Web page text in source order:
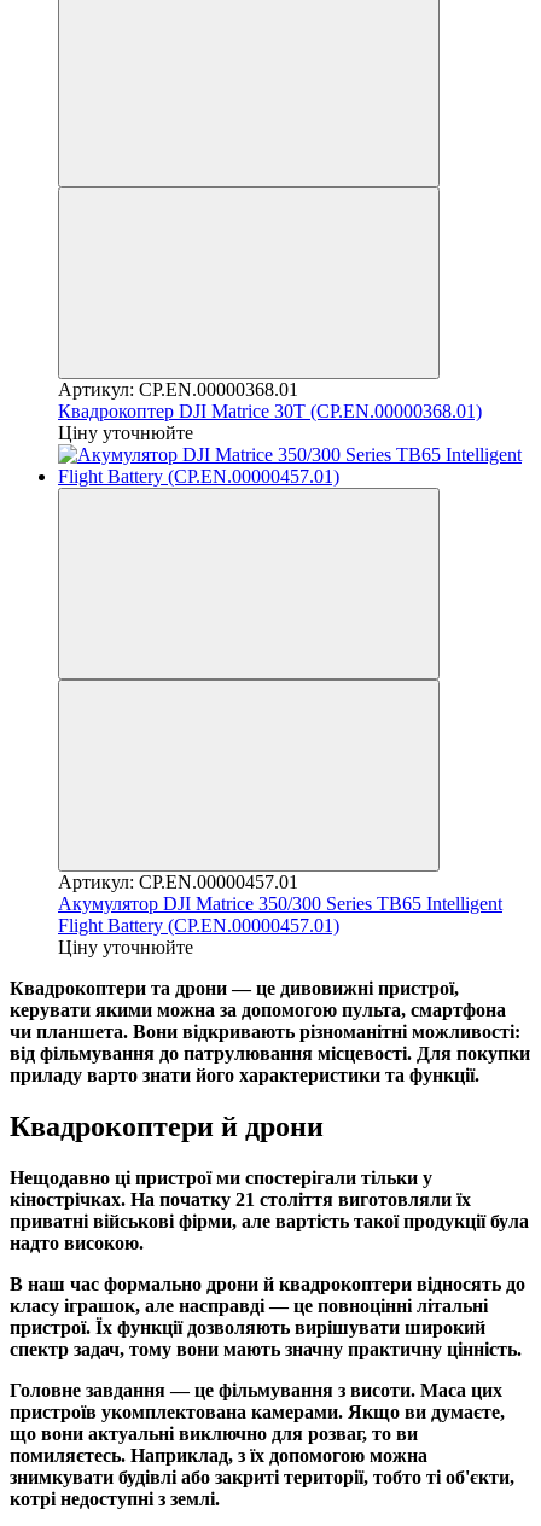
Артикул: CP.EN.00000368.01
Квадрокоптер DJI Matrice 30T (CP.EN.00000368.01)
Ціну уточнюйте
Артикул: CP.EN.00000457.01
Акумулятор DJI Matrice 350/300 Series TB65 Intelligent
Flight Battery (CP.EN.00000457.01)
Ціну уточнюйте
Квадрокоптери та дрони — це дивовижні пристрої,
керувати якими можна за допомогою пульта, смартфона
чи планшета. Вони відкривають різноманітні можливості:
від фільмування до патрулювання місцевості. Для покупки
приладу варто знати його характеристики та функції.
Квадрокоптери й дрони
Нещодавно ці пристрої ми спостерігали тільки у
кінострічках. На початку 21 століття виготовляли їх
приватні військові фірми, але вартість такої продукції була
надто високою.
В наш час формально дрони й квадрокоптери відносять до
класу іграшок, але насправді — це повноцінні літальні
пристрої. Їх функції дозволяють вирішувати широкий
спектр задач, тому вони мають значну практичну цінність.
Головне завдання — це фільмування з висоти. Маса цих
пристроїв укомплектована камерами. Якщо ви думаєте,
що вони актуальні виключно для розваг, то ви
помиляєтесь. Наприклад, з їх допомогою можна
знимкувати будівлі або закриті території, тобто ті об'єкти,
котрі недоступні з землі.